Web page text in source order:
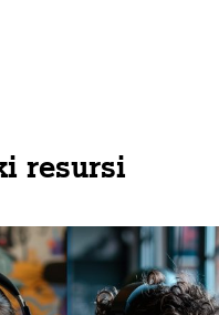
resursi